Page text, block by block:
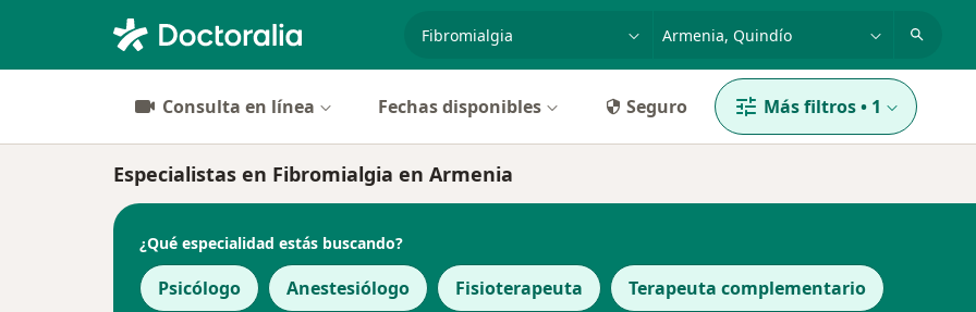
Consulta en línea Fechas disponibles Seguro Más filtros• 1
Especialistas en Fibromialgia en Armenia
¿Qué especialidad estás buscando?
Psicólogo Anestesiólogo Fisioterapeuta Terapeuta complementario